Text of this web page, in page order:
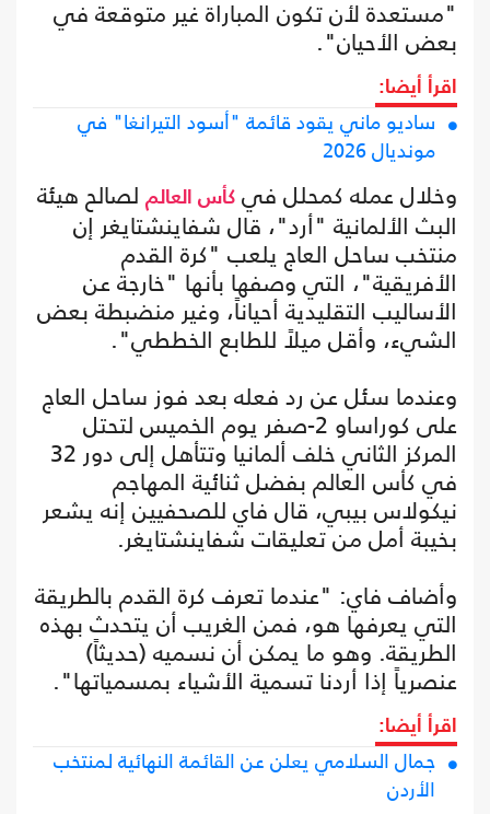
"مستعدة لأن تكون المباراة غير متوقعة في
بعض الأحيان".
اقرأ أيضا:
ساديو ماني يقود قائمة "أسود التيرانغا" في
مونديال 2026
وخلال عمله كمحلل في كأس العالم لصالح هيئة
البث الألمانية "أرد"، قال شفاينشتايغر إن
منتخب ساحل العاج يلعب "كرة القدم
الأفريقية"، التي وصفها بأنها "خارجة عن
الأساليب التقليدية أحياناً، وغير منضبطة بعض
الشيء، وأقل ميلاً للطابع الخططي".
وعندما سئل عن رد فعله بعد فوز ساحل العاج
على كوراساو 2-صفر يوم الخميس لتحتل
المركز الثاني خلف ألمانيا وتتأهل إلى دور 32
في كأس العالم بفضل ثنائية المهاجم
نيكولاس بيبي، قال فاي للصحفيين إنه يشعر
بخيبة أمل من تعليقات شفاينشتايغر.
وأضاف فاي: "عندما تعرف كرة القدم بالطريقة
التي يعرفها هو، فمن الغريب أن يتحدث بهذه
الطريقة. وهو ما يمكن أن نسميه (حديثاً)
عنصرياً إذا أردنا تسمية الأشياء بمسمياتها".
اقرأ أيضا:
جمال السلامي يعلن عن القائمة النهائية لمنتخب
الأردن